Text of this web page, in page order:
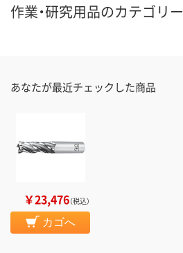
作業・研究用品のカテゴリー
あなたが最近チェックした商品
￥23,476（税込）
カゴへ